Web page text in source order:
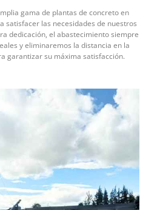
gama de plantas de concreto en
satisfacer las necesidades de nuestros
dedicación, el abastecimiento siempre
y eliminaremos la distancia en la
garantizar su máxima satisfacción.